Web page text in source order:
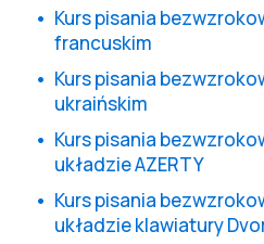
Kurs pisania
francuskim
Kurs pisania
ukraińskim
Kurs pisania
układzie AZERTY
Kurs pisania
układzie klawiatury